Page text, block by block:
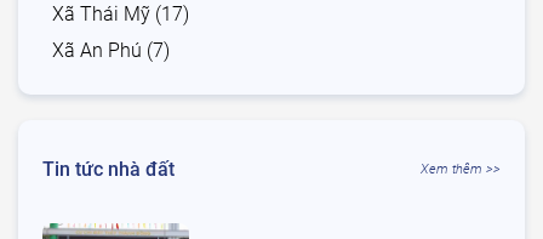
Xã Thái Mỹ (17)
Xã An Phú (7)
Tin tức nhà đất Xem thêm >>